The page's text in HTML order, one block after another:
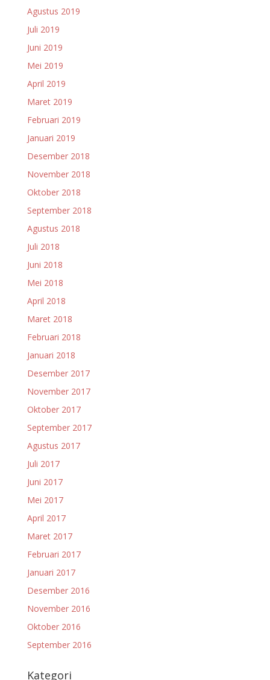
Agustus 2019
Juli 2019
Juni 2019
Mei 2019
April 2019
Maret 2019
Februari 2019
Januari 2019
Desember 2018
November 2018
Oktober 2018
September 2018
Agustus 2018
Juli 2018
Juni 2018
Mei 2018
April 2018
Maret 2018
Februari 2018
Januari 2018
Desember 2017
November 2017
Oktober 2017
September 2017
Agustus 2017
Juli 2017
Juni 2017
Mei 2017
April 2017
Maret 2017
Februari 2017
Januari 2017
Desember 2016
November 2016
Oktober 2016
September 2016
Kategori